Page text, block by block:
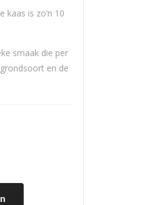
kaas is zo’n 10
smaak die per
en de